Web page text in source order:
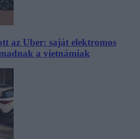
az Uber: saját elektromos
a vietnámiak